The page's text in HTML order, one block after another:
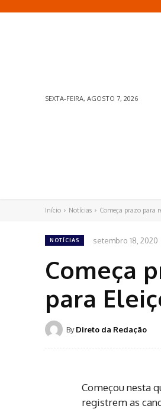
SEXTA-FEIRA, AGOSTO 7, 2026
Início Notícias Começa prazo para
NOTÍCIAS setembro 18, 2020
Começa
para
By Direto da Redação
Começou nesta
registrem as